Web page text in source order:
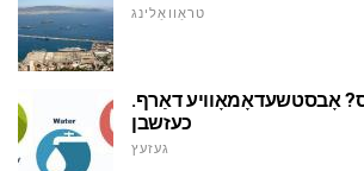
טראַוואַלינג
אָבסטשעדאָמאָוויע דאַרף.
כעזשבן
געזעץ